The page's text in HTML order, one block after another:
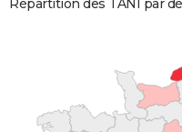
Répartition des TANI par